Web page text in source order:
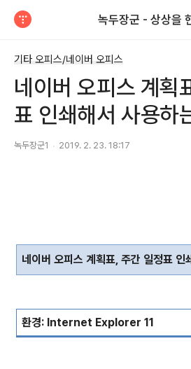
녹두장군 - 상상을
기타 오피스/네이버 오피스
네이버 오피스 계획
표 인쇄해서 사용하
녹두장군1 2019. 2. 23. 18:17
네이버 오피스 계획표, 주간 일정표 인
환경: Internet Explorer 11